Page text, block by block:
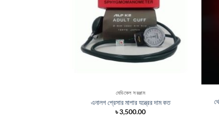
মেডিকেল সরঞ্জাম
এনালগ প্রেসার মাপার যন্ত্রের দাম কত
৳3,500.00